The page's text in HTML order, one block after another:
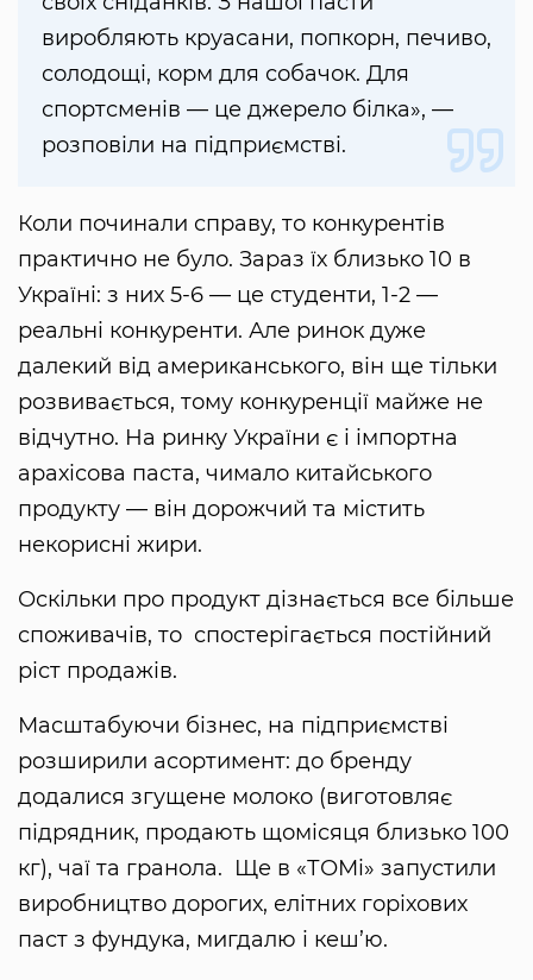
виробляють круасани, попкорн, печиво,
солодощі, корм для собачок. Для
спортсменів — це джерело білка», —
розповіли на підприємстві.
Коли починали справу, то конкурентів
практично не було. Зараз їх близько 10 в
Україні: з них 5-6 — це студенти, 1-2 —
реальні конкуренти. Але ринок дуже
далекий від американського, він ще тільки
розвивається, тому конкуренції майже не
відчутно. На ринку України є і імпортна
арахісова паста, чимало китайського
продукту — він дорожчий та містить
некорисні жири.
Оскільки про продукт дізнається все більше
споживачів, то спостерігається постійний
ріст продажів.
Масштабуючи бізнес, на підприємстві
розширили асортимент: до бренду
додалися згущене молоко (виготовляє
підрядник, продають щомісяця близько 100
кг), чаї та гранола. Ще в «ТОМі» запустили
виробництво дорогих, елітних горіхових
паст з фундука, мигдалю і кеш’ю.